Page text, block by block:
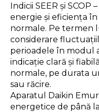
Indicii SEER și
energie şi eficiența
normale. Pe termen
considerare
perioadele în modul
indicație clară şi
normale, pe durata
sau răcire.
Aparatul Daikin
energetice de până la